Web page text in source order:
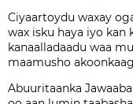
Ciyaartoydu waxay
wax isku haya iyo kan
kanaalladaadu waa
maamusho
Abuuritaanka